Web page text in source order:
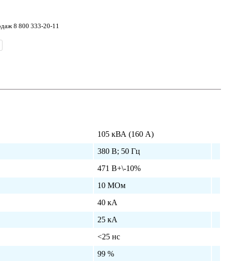
8 800 333-20-11
105 кВА (160 А)
380 В; 50 Гц
471 В+\-10%
10 МОм
40 кА
25 кА
<25 нс
99 %